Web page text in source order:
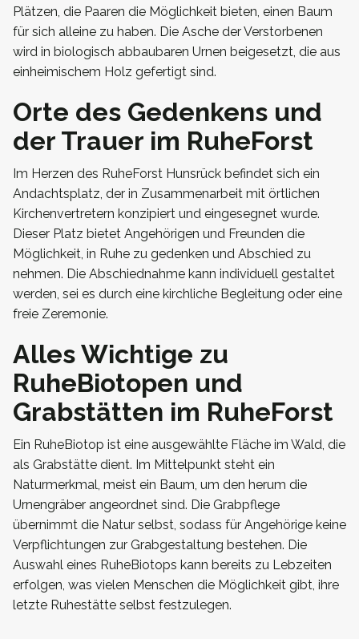
Plätzen, die Paaren die Möglichkeit bieten, einen Baum
für sich alleine zu haben. Die Asche der Verstorbenen
wird in biologisch abbaubaren Urnen beigesetzt, die aus
einheimischem Holz gefertigt sind.
Orte des Gedenkens und
der Trauer im RuheForst
Im Herzen des RuheForst Hunsrück befindet sich ein
Andachtsplatz, der in Zusammenarbeit mit örtlichen
Kirchenvertretern konzipiert und eingesegnet wurde.
Dieser Platz bietet Angehörigen und Freunden die
Möglichkeit, in Ruhe zu gedenken und Abschied zu
nehmen. Die Abschiednahme kann individuell gestaltet
werden, sei es durch eine kirchliche Begleitung oder eine
freie Zeremonie.
Alles Wichtige zu
RuheBiotopen und
Grabstätten im RuheForst
Ein RuheBiotop ist eine ausgewählte Fläche im Wald, die
als Grabstätte dient. Im Mittelpunkt steht ein
Naturmerkmal, meist ein Baum, um den herum die
Urnengräber angeordnet sind. Die Grabpflege
übernimmt die Natur selbst, sodass für Angehörige keine
Verpflichtungen zur Grabgestaltung bestehen. Die
Auswahl eines RuheBiotops kann bereits zu Lebzeiten
erfolgen, was vielen Menschen die Möglichkeit gibt, ihre
letzte Ruhestätte selbst festzulegen.